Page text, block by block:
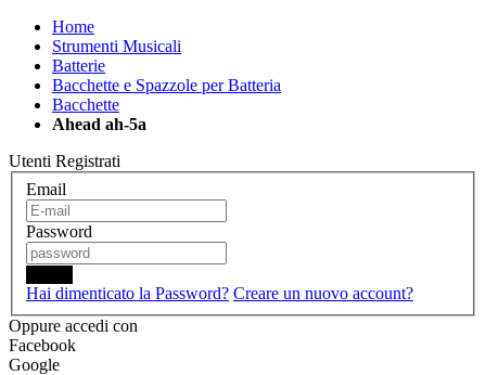
Home
Strumenti Musicali
Batterie
Bacchette e Spazzole per Batteria
Bacchette
Ahead ah-5a
Utenti Registrati
Email
Password
Hai dimenticato la Password? Creare un nuovo account?
Oppure accedi con
Facebook
Google